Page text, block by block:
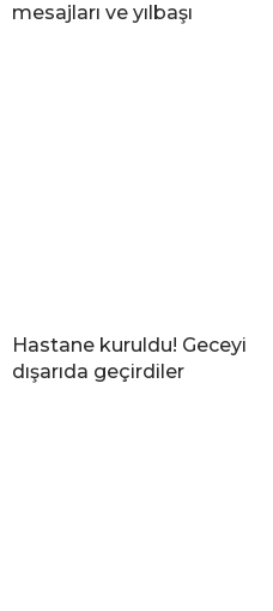
mesajları ve yılbaşı
Hastane kuruldu! Geceyi
dışarıda geçirdiler